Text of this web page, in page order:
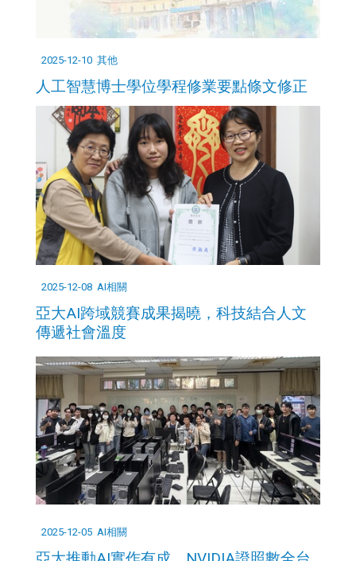
2025-12-10 其他
人工智慧博士學位學程修業要點條文修正
2025-12-08 AI相關
亞大AI跨域競賽成果揭曉，科技結合人文
傳遞社會溫度
2025-12-05 AI相關